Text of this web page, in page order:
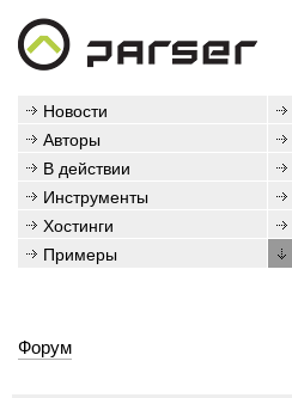
Новости
Авторы
В действии
Инструменты
Хостинги
Примеры
Форум